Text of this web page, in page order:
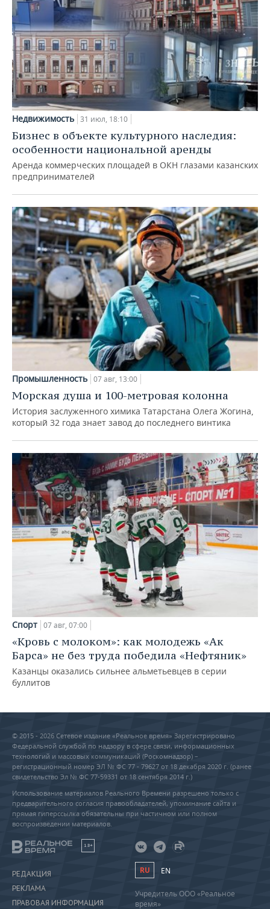
Недвижимость 31 июл, 18:10
Бизнес в объекте культурного наследия:
особенности национальной аренды
Аренда коммерческих площадей в ОКН глазами казанских
предпринимателей
Промышленность 07 авг, 13:00
Морская душа и 100-метровая колонна
История заслуженного химика Татарстана Олега Жогина,
который 32 года знает завод до последнего винтика
Спорт 07 авг, 07:00
«Кровь с молоком»: как молодежь «Ак
Барса» не без труда победила «Нефтяник»
Казанцы оказались сильнее альметьевцев в серии
буллитов
© 2015 - 2026 Сетевое издание «Реальное время» Зарегистрировано
Федеральной службой по надзору в сфере связи, информационных
технологий и массовых коммуникаций (Роскомнадзор) –
регистрационный номер ЭЛ № ФС 77 - 79627 от 18 декабря 2020 г. (ранее
свидетельство Эл № ФС 77-59331 от 18 сентября 2014 г.)
Использование материалов Реального Времени разрешено только с
предварительного согласия правообладателей, упоминание сайта и
прямая гиперссылка обязательны при частичном или полном
воспроизведении материалов.
18+
РЕДАКЦИЯ
РЕКЛАМА
ПРАВОВАЯ ИНФОРМАЦИЯ
RU EN
Учредитель ООО «Реальное
время»